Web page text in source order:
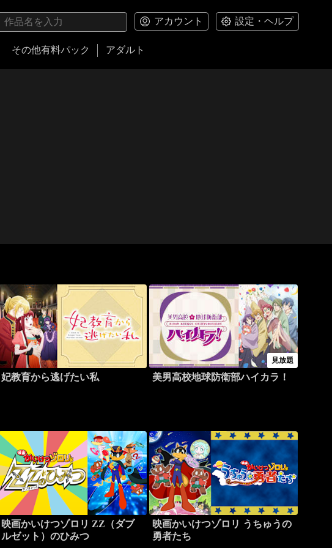
アカウント 設定・ヘルプ
その他有料パック アダルト
妃教育から逃げたい私
見放題
美男高校地球防衛部ハイカラ！
映画かいけつゾロリ ZZ（ダブ
ルゼット）のひみつ
映画かいけつゾロリ うちゅうの
勇者たち